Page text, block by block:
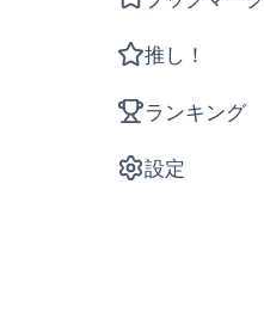
推し！
ランキング
設定